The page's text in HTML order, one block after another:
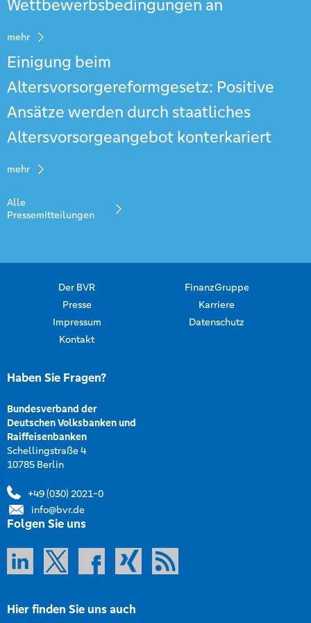
Wettbewerbsbedingungen an
mehr
Einigung beim
Altersvorsorgereformgesetz: Positive
Ansätze werden durch staatliches
Altersvorsorgeangebot konterkariert
mehr
Alle
Pressemitteilungen
Der BVR
FinanzGruppe
Presse
Karriere
Impressum
Datenschutz
Kontakt
Haben Sie Fragen?
Bundesverband der
Deutschen Volksbanken und
Raiffeisenbanken
Schellingstraße 4
10785 Berlin
+49 (030) 2021-0
info@bvr.de
Folgen Sie uns
Hier finden Sie uns auch